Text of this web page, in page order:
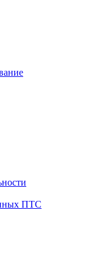
ПТС